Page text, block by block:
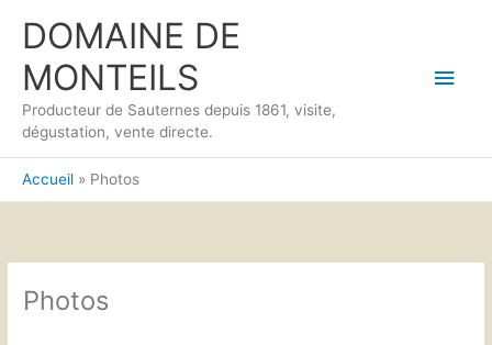
DOMAINE DE
MONTEILS
Producteur de Sauternes depuis 1861, visite,
dégustation, vente directe.
Accueil Photos
Photos